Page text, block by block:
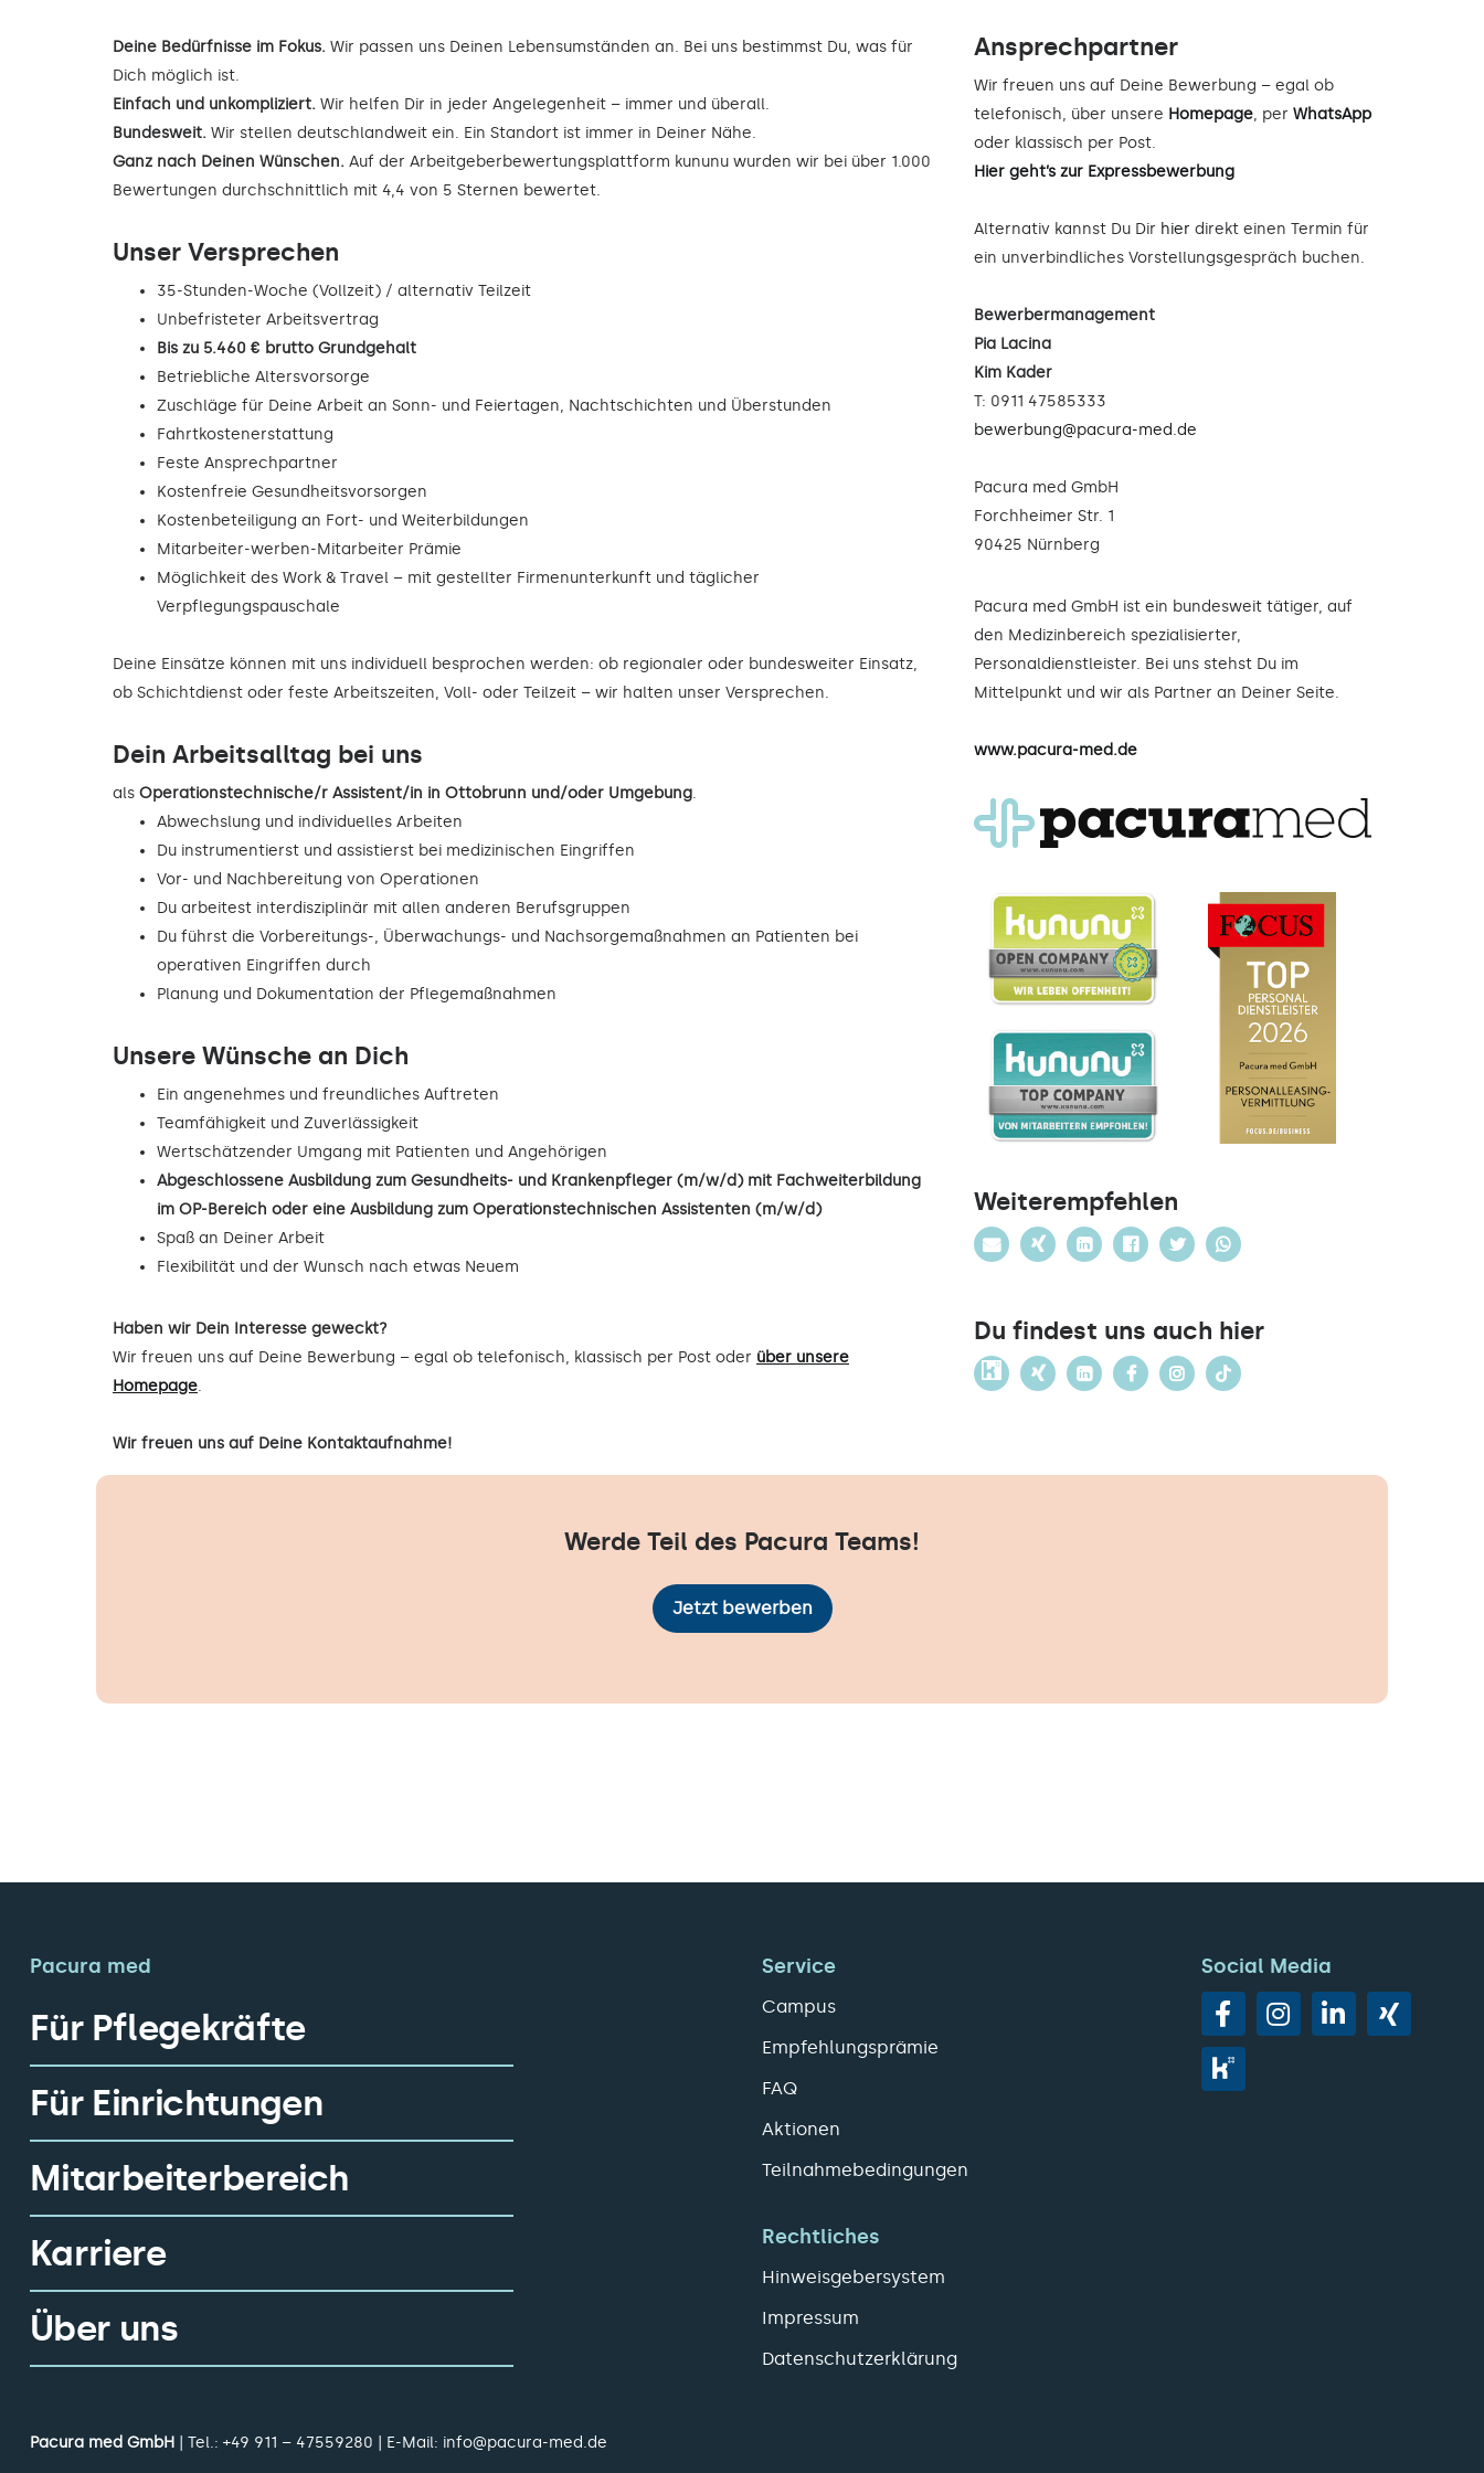
Deine Bedürfnisse im Fokus. Wir passen uns Deinen Lebensumständen an. Bei uns bestimmst Du, was für
Dich möglich ist.
Einfach und unkompliziert. Wir helfen Dir in jeder Angelegenheit – immer und überall.
Bundesweit. Wir stellen deutschlandweit ein. Ein Standort ist immer in Deiner Nähe.
Ganz nach Deinen Wünschen. Auf der Arbeitgeberbewertungsplattform kununu wurden wir bei über 1.000
Bewertungen durchschnittlich mit 4,4 von 5 Sternen bewertet.
Unser Versprechen
35-Stunden-Woche (Vollzeit) / alternativ Teilzeit
Unbefristeter Arbeitsvertrag
Bis zu 5.460 € brutto Grundgehalt
Betriebliche Altersvorsorge
Zuschläge für Deine Arbeit an Sonn- und Feiertagen, Nachtschichten und Überstunden
Fahrtkostenerstattung
Feste Ansprechpartner
Kostenfreie Gesundheitsvorsorgen
Kostenbeteiligung an Fort- und Weiterbildungen
Mitarbeiter-werben-Mitarbeiter Prämie
Möglichkeit des Work & Travel – mit gestellter Firmenunterkunft und täglicher
Verpflegungspauschale
Deine Einsätze können mit uns individuell besprochen werden: ob regionaler oder bundesweiter Einsatz,
ob Schichtdienst oder feste Arbeitszeiten, Voll- oder Teilzeit – wir halten unser Versprechen.
Dein Arbeitsalltag bei uns
als Operationstechnische/r Assistent/in in Ottobrunn und/oder Umgebung.
Abwechslung und individuelles Arbeiten
Du instrumentierst und assistierst bei medizinischen Eingriffen
Vor- und Nachbereitung von Operationen
Du arbeitest interdisziplinär mit allen anderen Berufsgruppen
Du führst die Vorbereitungs-, Überwachungs- und Nachsorgemaßnahmen an Patienten bei
operativen Eingriffen durch
Planung und Dokumentation der Pflegemaßnahmen
Unsere Wünsche an Dich
Ein angenehmes und freundliches Auftreten
Teamfähigkeit und Zuverlässigkeit
Wertschätzender Umgang mit Patienten und Angehörigen
Abgeschlossene Ausbildung zum Gesundheits- und Krankenpfleger (m/w/d) mit Fachweiterbildung
im OP-Bereich oder eine Ausbildung zum Operationstechnischen Assistenten (m/w/d)
Spaß an Deiner Arbeit
Flexibilität und der Wunsch nach etwas Neuem
Haben wir Dein Interesse geweckt?
Wir freuen uns auf Deine Bewerbung – egal ob telefonisch, klassisch per Post oder über unsere
Homepage.
Wir freuen uns auf Deine Kontaktaufnahme!
Ansprechpartner
Wir freuen uns auf Deine Bewerbung – egal ob
telefonisch, über unsere Homepage, per WhatsApp
oder klassisch per Post.
Hier geht’s zur Expressbewerbung
Alternativ kannst Du Dir hier direkt einen Termin für
ein unverbindliches Vorstellungsgespräch buchen.
Bewerbermanagement
Pia Lacina
Kim Kader
T: 0911 47585333
bewerbung@pacura-med.de
Pacura med GmbH
Forchheimer Str. 1
90425 Nürnberg
Pacura med GmbH ist ein bundesweit tätiger, auf
den Medizinbereich spezialisierter,
Personaldienstleister. Bei uns stehst Du im
Mittelpunkt und wir als Partner an Deiner Seite.
www.pacura-med.de
Weiterempfehlen
Du findest uns auch hier
Werde Teil des Pacura Teams!
Jetzt bewerben
Pacura med
Für Pflegekräfte
Für Einrichtungen
Mitarbeiterbereich
Karriere
Über uns
Service
Campus
Empfehlungsprämie
FAQ
Aktionen
Teilnahmebedingungen
Rechtliches
Hinweisgebersystem
Impressum
Datenschutzerklärung
Social Media
Pacura med GmbH | Tel.: +49 911 – 47559280 | E-Mail: info@pacura-med.de